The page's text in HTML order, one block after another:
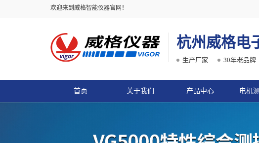
欢迎来到威格智能仪器官网！
杭州威格电
生产厂家 30年老品牌
首页 关于我们 产品中心 电机